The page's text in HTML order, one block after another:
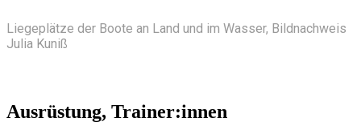
Liegeplätze der Boote an Land und im Wasser, Bildnachweis
Julia Kuniß
Ausrüstung, Trainer:innen